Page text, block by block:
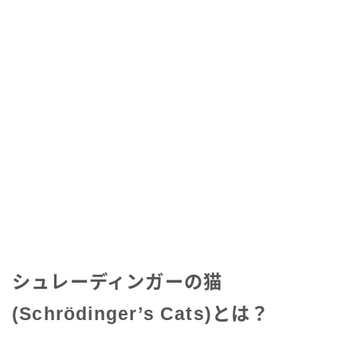
シュレーディンガーの猫
(Schrödinger’s Cats)とは？